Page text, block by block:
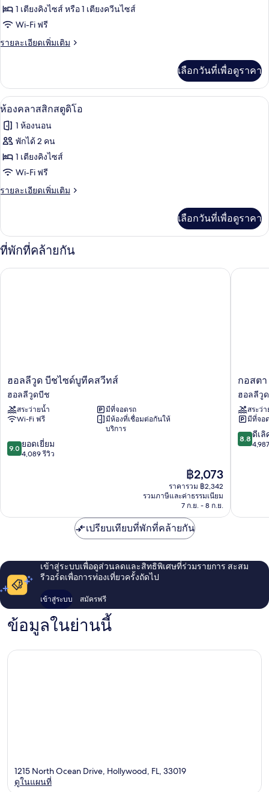
เตียง
ของ
ห้อง
อี
โนมี
1 เตียงคิงไซส์ หรือ 1 เตียงควีนไซส์
Wi-Fi ฟรี
รายละเอียดเพิ่มเติม
ราย
เกี่ยว
กับ
ห้อง
โค
โน
เลือกวันที่เพื่อดูราคา
เปิด
ภาพถ่าย
ทั้งหมด
ของ
ห้อง
คลาส
ก
สตู
ห้องคลาสสิกสตูดิโอ | โต๊ะทำงาน, เตา
6
ห้องคลาสสิกสตูดิโอ
1 ห้องนอน
พักได้ 2 คน
1 เตียงคิงไซส์
Wi-Fi ฟรี
รายละเอียดเพิ่มเติม
ราย
เกี่ยว
กับ
ห้อง
คลาส
สิ
เลือกวันที่เพื่อดูราคา
ที่พักที่คล้ายกัน
ฮอล
วูด
บีช
ไซด์
ค
สวี
ฮอลลีวูด บีชไซด์บูทีคสวีทส์
ฮอลลีวูดบีช
สระว่ายน้ำ
มีที่จอดรถ
Wi-Fi ฟรี
มีห้องที่เชื่อมต่อกันให้
บริการ
9.0
จาก
9.0 ยอดเยี่ยม
4,089 รีวิว
ราคา
ปัจจุบัน
คือ
฿2,073
฿2,073
ราคารวม ฿2,342
รวมภาษีและค่าธรรมเนียม
7 ก.ย. - 8 ก.ย.
ฮอลลีวูด บีชไซด์บูทีคสวีทส์
กอ
ฮอล
ลี
วูด
บี
ชรี
กอสต
ฮอลลีวู
สระว่
มีที่จอ
8.8
จาก
8.8 ดีเลิ
กอสตา
เปรียบเทียบที่พักที่คล้ายกัน
เข้าสู่ระบบเพื่อดูส่วนลดและสิทธิพิเศษที่ร่วมรายการ สะสม
รีวอร์ดเพื่อการท่องเที่ยวครั้งถัดไป
เข้าสู่ระบบ สมัครฟรี
ข้อมูลในย่านนี้
1215 North Ocean Drive, Hollywood, FL, 33019
ดูในแผนที่